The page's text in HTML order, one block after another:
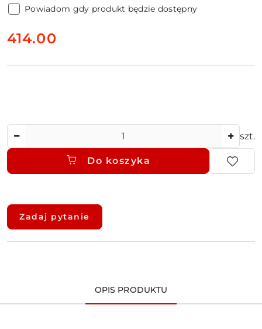
Powiadom gdy produkt będzie dostępny
cena:
414.00
szt.
Do koszyka
Dostępność
dostawa
Zadaj pytanie
OPIS PRODUKTU